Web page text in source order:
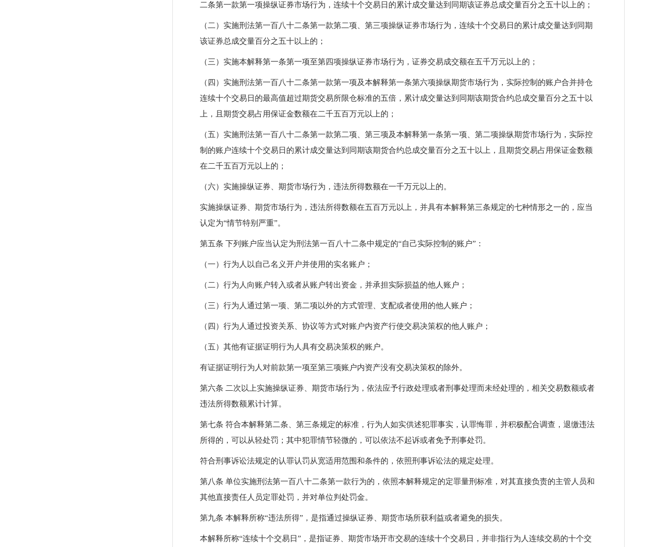
二条第一款第一项操纵证券市场行为，连续十个交易日的累计成交量达到同期该证券总成交量百分之五十以上的；
（二）实施刑法第一百八十二条第一款第二项、第三项操纵证券市场行为，连续十个交易日的累计成交量达到同期
该证券总成交量百分之五十以上的；
（三）实施本解释第一条第一项至第四项操纵证券市场行为，证券交易成交额在五千万元以上的；
（四）实施刑法第一百八十二条第一款第一项及本解释第一条第六项操纵期货市场行为，实际控制的账户合并持仓
连续十个交易日的最高值超过期货交易所限仓标准的五倍，累计成交量达到同期该期货合约总成交量百分之五十以
上，且期货交易占用保证金数额在二千五百万元以上的；
（五）实施刑法第一百八十二条第一款第二项、第三项及本解释第一条第一项、第二项操纵期货市场行为，实际控
制的账户连续十个交易日的累计成交量达到同期该期货合约总成交量百分之五十以上，且期货交易占用保证金数额
在二千五百万元以上的；
（六）实施操纵证券、期货市场行为，违法所得数额在一千万元以上的。
实施操纵证券、期货市场行为，违法所得数额在五百万元以上，并具有本解释第三条规定的七种情形之一的，应当
认定为“情节特别严重”。
第五条 下列账户应当认定为刑法第一百八十二条中规定的“自己实际控制的账户”：
（一）行为人以自己名义开户并使用的实名账户；
（二）行为人向账户转入或者从账户转出资金，并承担实际损益的他人账户；
（三）行为人通过第一项、第二项以外的方式管理、支配或者使用的他人账户；
（四）行为人通过投资关系、协议等方式对账户内资产行使交易决策权的他人账户；
（五）其他有证据证明行为人具有交易决策权的账户。
有证据证明行为人对前款第一项至第三项账户内资产没有交易决策权的除外。
第六条 二次以上实施操纵证券、期货市场行为，依法应予行政处理或者刑事处理而未经处理的，相关交易数额或者
违法所得数额累计计算。
第七条 符合本解释第二条、第三条规定的标准，行为人如实供述犯罪事实，认罪悔罪，并积极配合调查，退缴违法
所得的，可以从轻处罚；其中犯罪情节轻微的，可以依法不起诉或者免予刑事处罚。
符合刑事诉讼法规定的认罪认罚从宽适用范围和条件的，依照刑事诉讼法的规定处理。
第八条 单位实施刑法第一百八十二条第一款行为的，依照本解释规定的定罪量刑标准，对其直接负责的主管人员和
其他直接责任人员定罪处罚，并对单位判处罚金。
第九条 本解释所称“违法所得”，是指通过操纵证券、期货市场所获利益或者避免的损失。
本解释所称“连续十个交易日”，是指证券、期货市场开市交易的连续十个交易日，并非指行为人连续交易的十个交